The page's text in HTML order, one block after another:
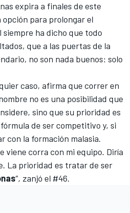
expira a finales de este
para prolongar el
ha dicho que todo
que a las puertas de la
no son nada buenos: solo
caso, afirma que correr en
no es una posibilidad que
sino que su prioridad es
de ser competitivo y, si
con la formación malasia.
viene corra con mi equipo. Diría
La prioridad es tratar de ser
”, zanjó el #46.